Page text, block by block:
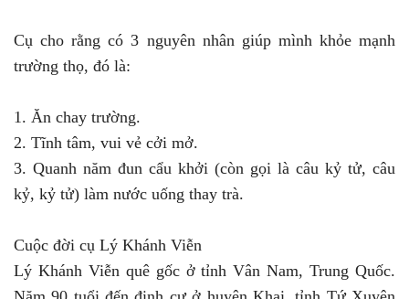
Cụ cho rằng có 3 nguyên nhân giúp mình khỏe mạnh
trường thọ, đó là:
1. Ăn chay trường.
2. Tĩnh tâm, vui vẻ cởi mở.
3. Quanh năm đun cẩu khởi (còn gọi là câu kỷ tử, câu
kỷ, kỷ tử) làm nước uống thay trà.
Cuộc đời cụ Lý Khánh Viễn
Lý Khánh Viễn quê gốc ở tỉnh Vân Nam, Trung Quốc.